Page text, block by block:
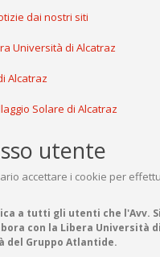
dai nostri siti
Università di Alcatraz
Alcatraz
Solare di Alcatraz
utente
accettare i cookie per
a tutti gli utenti che l'Avv.
con la Libera Università
del Gruppo Atlantide.